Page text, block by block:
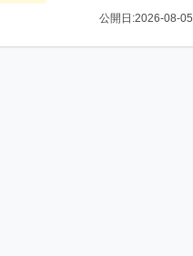
公開日:2026-08-05